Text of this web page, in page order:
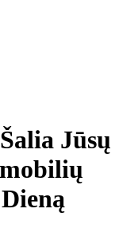
Jūsų